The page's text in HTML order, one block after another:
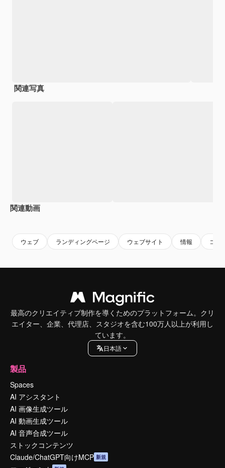
関連写真
関連動画
ウェブ ランディングページ ウェブサイト 情報 コン
最高のクリエイティブ制作を導くためのプラットフォーム。クリ
エイター、企業、代理店、スタジオを含む100万人以上が利用し
ています。
日本語
製品
Spaces
AI アシスタント
AI 画像生成ツール
AI 動画生成ツール
AI 音声合成ツール
ストックコンテンツ
Claude/ChatGPT向けMCP 新規